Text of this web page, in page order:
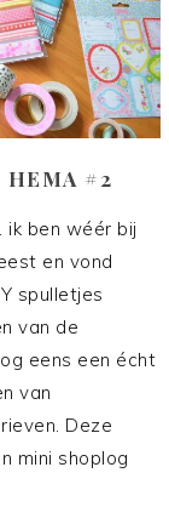
HEMA #2
ik ben wéér bij
en vond
spulletjes
van de
eens een écht
van
Deze
mini shoplog